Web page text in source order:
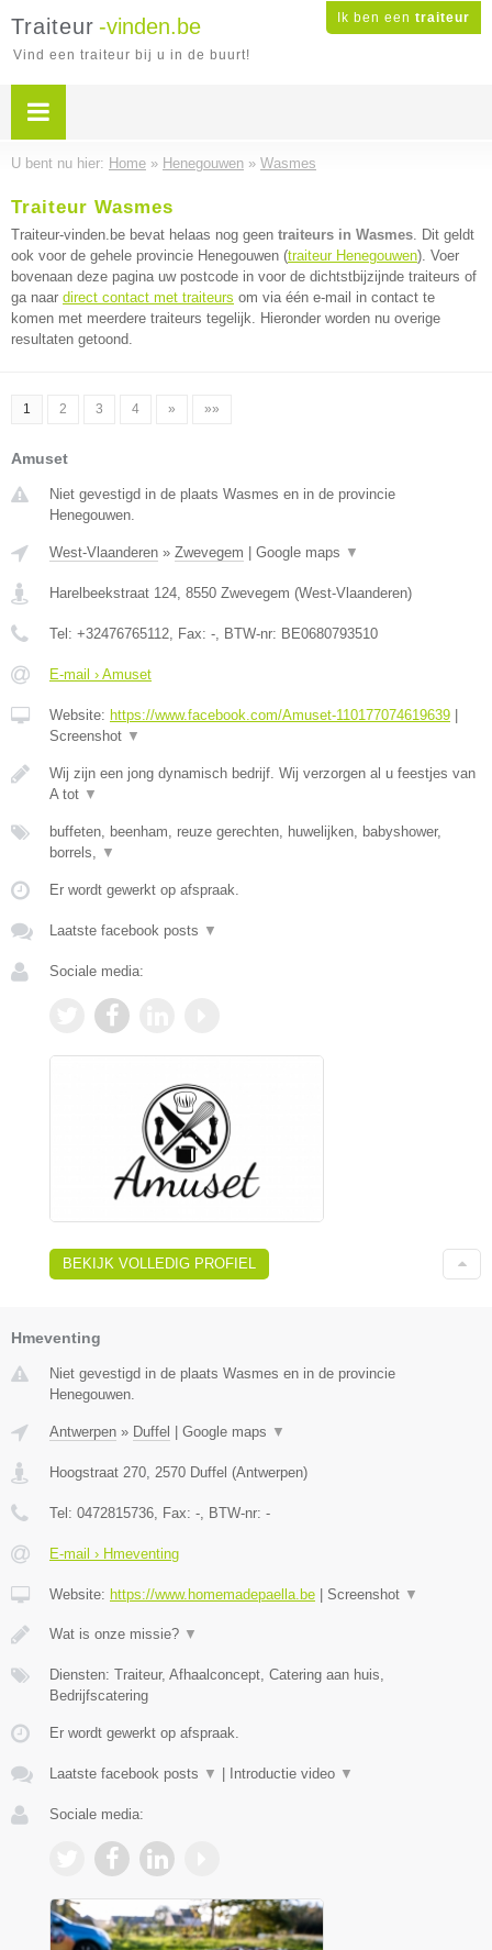
Ik ben een traiteur
Traiteur -vinden.be
Vind een traiteur bij u in de buurt!
U bent nu hier: Home » Henegouwen » Wasmes
Traiteur Wasmes
Traiteur-vinden.be bevat helaas nog geen traiteurs in Wasmes. Dit geldt
ook voor de gehele provincie Henegouwen (traiteur Henegouwen). Voer
bovenaan deze pagina uw postcode in voor de dichtstbijzijnde traiteurs of
ga naar direct contact met traiteurs om via één e-mail in contact te
komen met meerdere traiteurs tegelijk. Hieronder worden nu overige
resultaten getoond.
1 2 3 4 » »»
Amuset
Niet gevestigd in de plaats Wasmes en in de provincie
Henegouwen.
West-Vlaanderen » Zwevegem Google maps ▼
Harelbeekstraat 124, 8550 Zwevegem (West-Vlaanderen)
Tel: +32476765112, Fax: -, BTW-nr: BE0680793510
E-mail › Amuset
Website: https://www.facebook.com/Amuset-110177074619639
Screenshot ▼
Wij zijn een jong dynamisch bedrijf. Wij verzorgen al u feestjes van
A tot ▼
buffeten, beenham, reuze gerechten, huwelijken, babyshower,
borrels, ▼
Er wordt gewerkt op afspraak.
Laatste facebook posts ▼
Sociale media:
BEKIJK VOLLEDIG PROFIEL
Hmeventing
Niet gevestigd in de plaats Wasmes en in de provincie
Henegouwen.
Antwerpen » Duffel Google maps ▼
Hoogstraat 270 2570 Duffel (Antwerpen)
Tel: 0472815736 , Fax: - , BTW-nr: -
E-mail › Hmeventing
Website: https://www.homemadepaella.be Screenshot ▼
Wat is onze missie? ▼
Diensten: Traiteur, Afhaalconcept, Catering aan huis,
Bedrijfscatering
Er wordt gewerkt op afspraak.
Laatste facebook posts ▼ Introductie video ▼
Sociale media: